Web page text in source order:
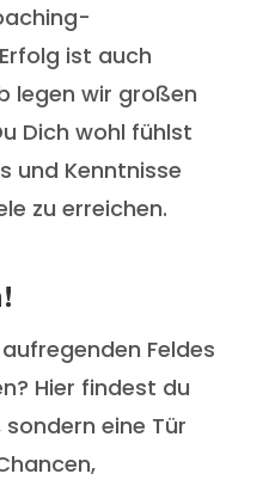
ist auch
legen wir großen
Dich wohl fühlst
und Kenntnisse
zu erreichen.
Feldes
Hier findest du
eine Tür